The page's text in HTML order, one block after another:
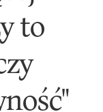
to